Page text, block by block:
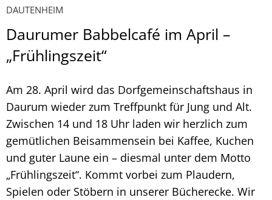
DAUTENHEIM
Daurumer Babbelcafé im April –
„Frühlingszeit“
Am 28. April wird das Dorfgemeinschaftshaus in
Daurum wieder zum Treffpunkt für Jung und Alt.
Zwischen 14 und 18 Uhr laden wir herzlich zum
gemütlichen Beisammensein bei Kaffee, Kuchen
und guter Laune ein – diesmal unter dem Motto
„Frühlingszeit“. Kommt vorbei zum Plaudern,
Spielen oder Stöbern in unserer Bücherecke. Wir